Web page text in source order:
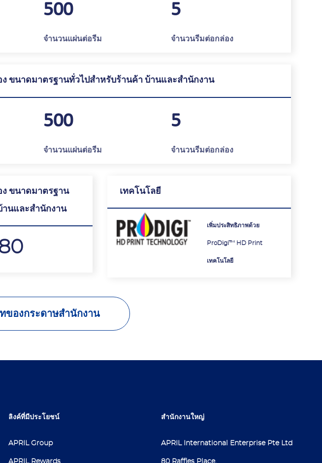
500
จำนวนแผ่นต่อรีม
5
จำนวนรีมต่อกล่อง
ง ขนาดมาตรฐานทั่วไปสำหรับร้านค้า บ้านและสำนักงาน
500
จำนวนแผ่นต่อรีม
5
จำนวนรีมต่อกล่อง
ง ขนาดมาตรฐาน
านและสำนักงาน
เทคโนโลยี
เพิ่มประสิทธิภาพด้วย
ProDigi™ HD Print
เทคโนโลยี
ของกระดาษสำนักงาน
ลิงค์ที่มีประโยชน์
APRIL Group
สำนักงานใหญ่
APRIL International Enterprise Pte Ltd